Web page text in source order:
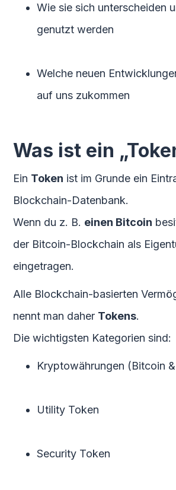
Wie sie sich unterscheiden
genutzt werden
Welche neuen
auf uns zukommen
Was ist ein
Ein Token ist im Grunde ein
Blockchain-Datenbank.
Wenn du z. B. einen Bitcoin
der Bitcoin-Blockchain als
eingetragen.
Alle Blockchain-basierten
nennt man daher Tokens.
Die wichtigsten Kategorien sind:
Kryptowährungen (Bitcoin
Utility Token
Security Token